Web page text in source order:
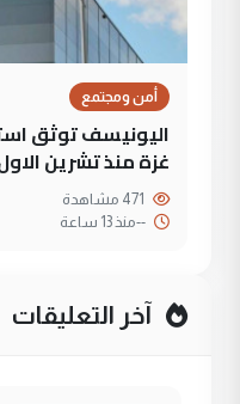
أمن ومجتمع
غزة منذ تشرين
--منذ 13 ساعة
آخر التعليقات